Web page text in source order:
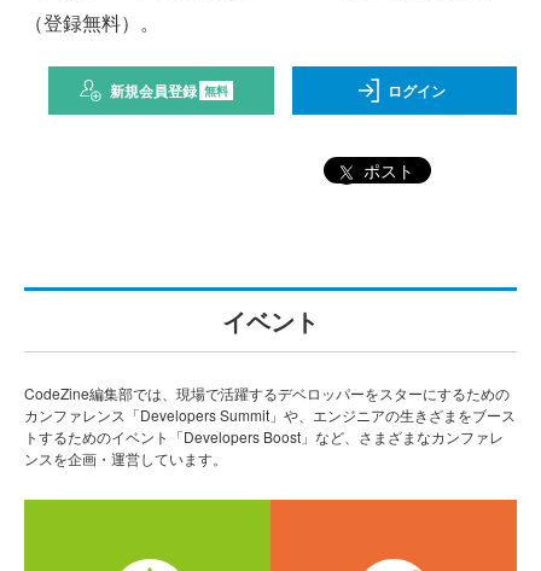
（登録無料）。
新規会員登録 無料 ログイン
ポスト
イベント
CodeZine編集部では、現場で活躍するデベロッパーをスターにするための
カンファレンス「Developers Summit」や、エンジニアの生きざまをブース
トするためのイベント「Developers Boost」など、さまざまなカンファレ
ンスを企画・運営しています。